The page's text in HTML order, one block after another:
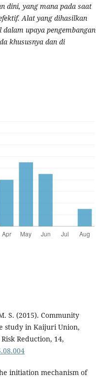
dini, yang mana pada saat
Alat yang dihasilkan
upaya pengembangan
khususnya dan di
S. (2015). Community
study in Kaijuri Union,
Reduction, 14,
initiation mechanism of